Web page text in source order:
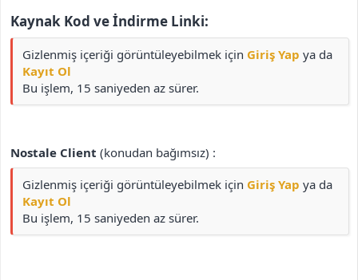
Kaynak Kod ve İndirme Linki:​
Gizlenmiş içeriği görüntüleyebilmek için Giriş Yap ya da
Kayıt Ol
Bu işlem, 15 saniyeden az sürer.
Nostale Client (konudan bağımsız) :
Gizlenmiş içeriği görüntüleyebilmek için Giriş Yap ya da
Kayıt Ol
Bu işlem, 15 saniyeden az sürer.